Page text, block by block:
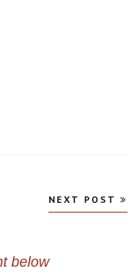
NEXT POST
below